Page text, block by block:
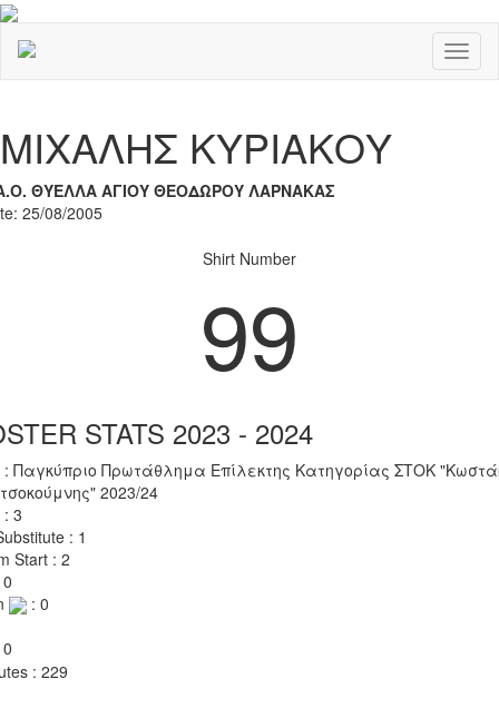
ΜΙΧΑΛΗΣ ΚΥΡΙΑΚΟΥ
ΘΥΕΛΛΑ ΑΓΙΟΥ ΘΕΟΔΩΡΟΥ ΛΑΡΝΑΚΑΣ
25/08/2005
Shirt Number
99
STATS 2023 - 2024
: Παγκύπριο Πρωτάθλημα Επίλεκτης Κατηγορίας ΣΤΟΚ
2023/24
: 3
: 1
Start : 2
: 0
: 229